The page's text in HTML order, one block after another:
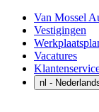
Van Mossel
Vestigingen
Vacatures
nl -